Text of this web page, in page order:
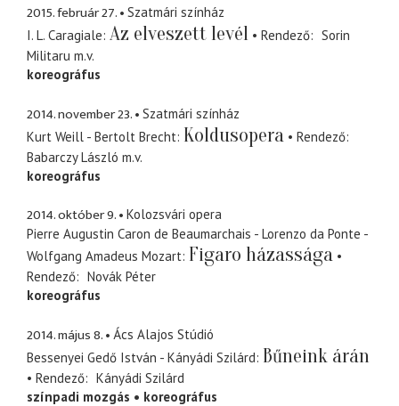
2015. február 27.
Szatmári színház
I. L. Caragiale Az elveszett levél Rendező
Sorin
Militaru m.v.
koreográfus
2014. november 23.
Szatmári színház
Kurt Weill - Bertolt Brecht Koldusopera
Rendező
Babarczy László m.v.
koreográfus
2014. október 9.
Kolozsvári opera
Pierre Augustin Caron de Beaumarchais - Lorenzo da Ponte -
Wolfgang Amadeus Mozart Figaro házassága
Rendező
Novák Péter
koreográfus
2014. május 8.
Ács Alajos Stúdió
Bessenyei Gedő István - Kányádi Szilárd Bűneink árán
Rendező
Kányádi Szilárd
színpadi mozgás
koreográfus